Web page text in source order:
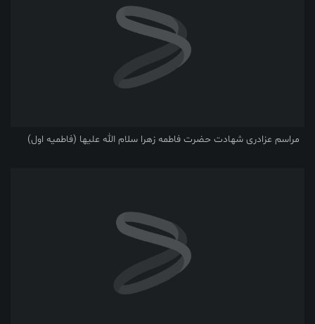
مراسم عزادری شهادت حضرت فاطمه زهرا سلام الله علیها (فاطمیه اول)